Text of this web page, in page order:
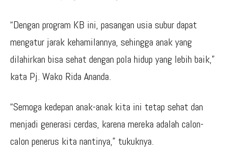
“Dengan program KB ini, pasangan usia subur dapat
mengatur jarak kehamilannya, sehingga anak yang
dilahirkan bisa sehat dengan pola hidup yang lebih baik,”
kata Pj. Wako Rida Ananda.
“Semoga kedepan anak-anak kita ini tetap sehat dan
menjadi generasi cerdas, karena mereka adalah calon-
calon penerus kita nantinya,” tukuknya.